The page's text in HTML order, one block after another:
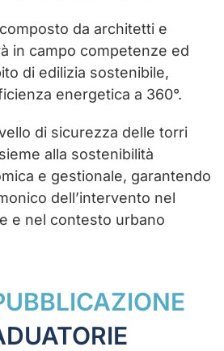
da architetti e
in campo competenze ed
di edilizia sostenibile,
energetica a 360°.
di sicurezza delle torri
alla sostenibilità
e gestionale, garantendo
dell’intervento nel
e nel contesto urbano